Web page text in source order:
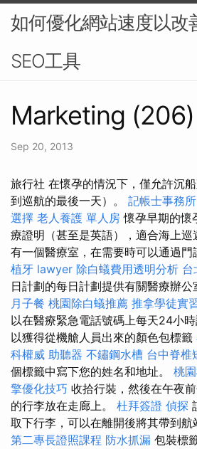
如何優化網站速度以改
SEO工具
Marketing (206)
Sep 20, 2013
旅行社 在懷孕的情況下，僅允許沉
到巡航的最後一天）。 記帳士事務所
選擇 老人養護 單人房 懷孕早期的懷
療證明（甚至是英語），適合海上巡
有一個醫療室，在需要時可以通過門
植牙 lawyer 除白蟻費用透明分析 台
日計劃的每日計劃提供有關醫療辦公
月子餐 桃園除白蟻推薦 推拿學徒實
以在醫療緊急電話號碼上每天24小
以獲得從機艙人員出來的顏色包標籤
科權威 助聽器 不鏽鋼水槽 台中脊椎
個標籤中寫下您的姓名和地址。 桃
擎優化技巧 收拾行裝，然後在午夜
的行李放在走廊上。 杜拜簽證 偵探
取下行李，可以在離開後將其帶到航
第二專長證照課程 防水抓漏 包裝標